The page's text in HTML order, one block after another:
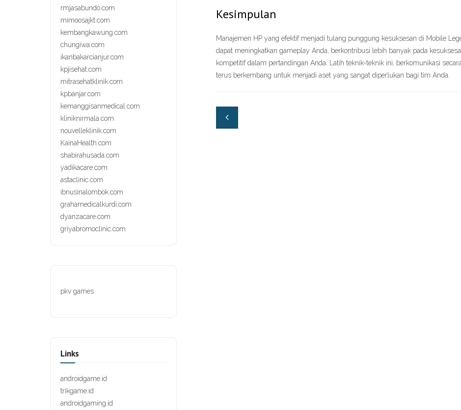
Kesimpulan
Manajemen HP yang efektif menjadi tulang punggung kesuksesan di Mobile
dapat meningkatkan gameplay Anda, berkontribusi lebih banyak pada
kompetitif dalam pertandingan Anda. Latih teknik-teknik ini, berkomunikasi
terus berkembang untuk menjadi aset yang sangat diperlukan bagi tim Anda.
rmjasabundo.com
mimoosajkt.com
kembangkawung.com
chungiwa.com
ikanbakarcianjur.com
kpjisehat.com
mitrasehatklinik.com
kpbanjar.com
kemanggisanmedical.com
kliniknirmala.com
nouvelleklinik.com
KainaHealth.com
shabirahusada.com
yadikacare.com
astaclinic.com
ibnusinalombok.com
grahamedicalkurdi.com
dyanzacare.com
griyabromoclinic.com
pkv games
Links
androidgame.id
trikgame.id
androidgaming.id